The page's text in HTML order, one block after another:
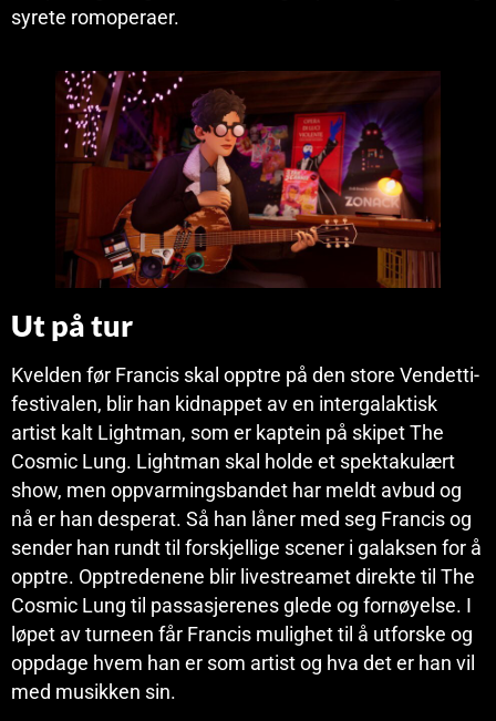
syrete romoperaer.
Ut på tur
Kvelden før Francis skal opptre på den store Vendetti-
festivalen, blir han kidnappet av en intergalaktisk
artist kalt Lightman, som er kaptein på skipet The
Cosmic Lung. Lightman skal holde et spektakulært
show, men oppvarmingsbandet har meldt avbud og
nå er han desperat. Så han låner med seg Francis og
sender han rundt til forskjellige scener i galaksen for å
opptre. Opptredenene blir livestreamet direkte til The
Cosmic Lung til passasjerenes glede og fornøyelse. I
løpet av turneen får Francis mulighet til å utforske og
oppdage hvem han er som artist og hva det er han vil
med musikken sin.